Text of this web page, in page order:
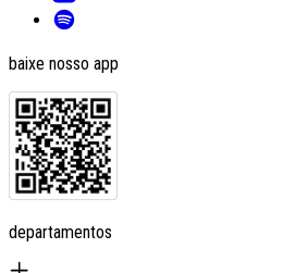
baixe nosso app
departamentos